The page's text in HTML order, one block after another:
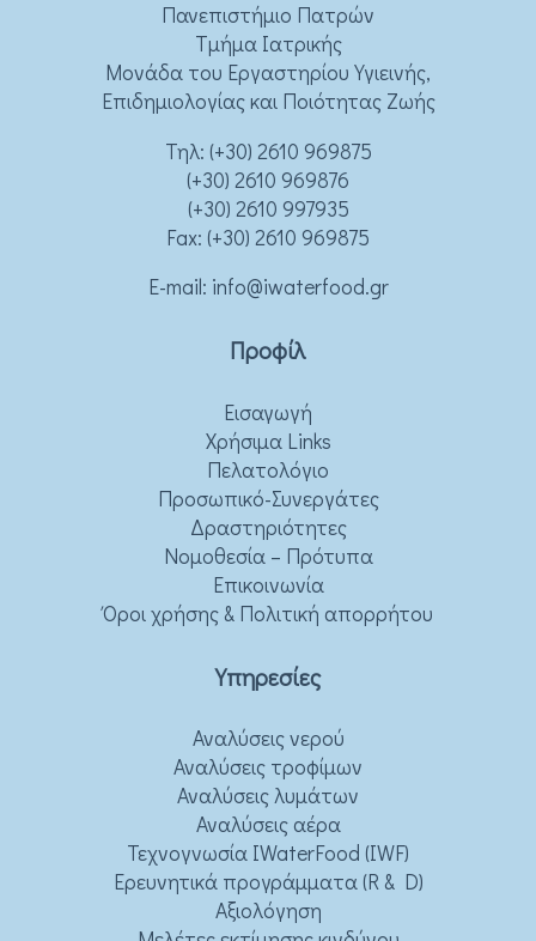
Πανεπιστήμιο Πατρών
Τμήμα Ιατρικής
Μονάδα του Εργαστηρίου Υγιεινής,
Επιδημιολογίας και Ποιότητας Ζωής
Τηλ: (+30) 2610 969875
(+30) 2610 969876
(+30) 2610 997935
Fax: (+30) 2610 969875
Ε-mail: info@iwaterfood.gr
Προφίλ
Εισαγωγή
Χρήσιμα Links
Πελατολόγιο
Προσωπικό-Συνεργάτες
Δραστηριότητες
Νομοθεσία – Πρότυπα
Επικοινωνία
Όροι χρήσης & Πολιτική απορρήτου
Υπηρεσίες
Αναλύσεις νερού
Αναλύσεις τροφίμων
Αναλύσεις λυμάτων
Αναλύσεις αέρα
Τεχνογνωσία IWaterFood (IWF)
Ερευνητικά προγράμματα (R & D)
Αξιολόγηση